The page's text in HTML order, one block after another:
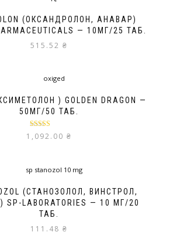
(ОКСАНДРОЛОН, АНАВАР)
— 10МГ/25 ТАБ.
515.52 ₴
) GOLDEN DRAGON —
50МГ/50 ТАБ.
Оценка5.00
из 5
1,092.00 ₴
(СТАНОЗОЛОЛ, ВИНСТРОЛ,
LABORATORIES — 10 МГ/20
ТАБ.
111.48 ₴